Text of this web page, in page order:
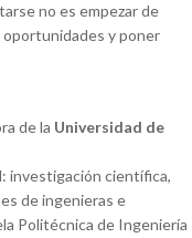
no es empezar de
oportunidades y poner
de la Universidad de
investigación científica,
de ingenieras e
Politécnica de Ingeniería